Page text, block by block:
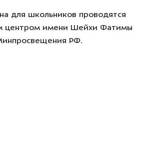
для школьников проводятся
центром имени Шейхи Фатимы
РФ.